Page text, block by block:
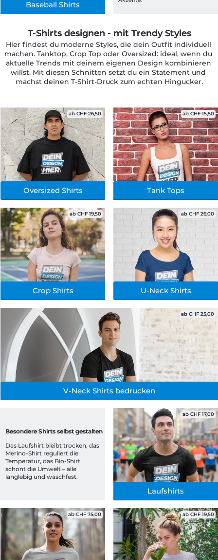
Baseball Shirts
T-Shirts designen - mit Trendy Styles
Hier findest du moderne Styles, die dein Outfit individuell
machen. Tanktop, Crop Top oder Oversized: ideal, wenn du
aktuelle Trends mit deinem eigenen Design kombinieren
willst. Mit diesen Schnitten setzt du ein Statement und
machst deinen T-Shirt-Druck zum echten Hingucker.
ab CHF 15,50
Tank Tops
ab CHF 19,50
Crop Shirts
ab CHF 26,50
Oversized Shirts
ab CHF 26,00
U-Neck Shirts
ab CHF 25,00
V-Neck Shirts bedrucken
ab CHF 75,00 ab CHF 19,50
ab CHF 17,00
Laufshirts
Besondere Shirts selbst gestalten
Das Laufshirt bleibt trocken, das
Merino-Shirt reguliert die
Temperatur, das Bio-Shirt
schont die Umwelt – alle
langlebig und waschfest.